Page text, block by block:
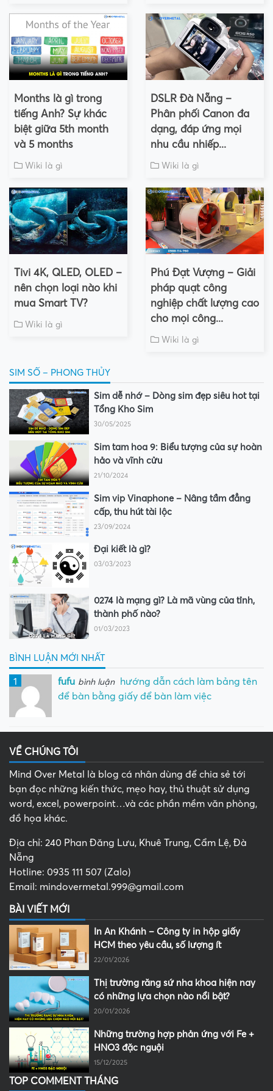
Months là gì trong
tiếng Anh? Sự khác
biệt giữa 5th month
và 5 months
Wiki là gì
DSLR Đà Nẵng –
Phân phối Canon đa
dạng, đáp ứng mọi
nhu cầu nhiếp...
Wiki là gì
Tivi 4K, QLED, OLED –
nên chọn loại nào khi
mua Smart TV?
Wiki là gì
Phú Đạt Vượng – Giải
pháp quạt công
nghiệp chất lượng cao
cho mọi công...
Wiki là gì
SIM SỐ – PHONG THỦY
Sim dễ nhớ – Dòng sim đẹp siêu hot tại
Tổng Kho Sim
30/05/2025
Sim tam hoa 9: Biểu tượng của sự hoàn
hảo và vĩnh cửu
21/10/2024
Sim vip Vinaphone – Nâng tầm đẳng
cấp, thu hút tài lộc
23/09/2024
Đại kiết là gì?
03/03/2023
0274 là mạng gì? Là mã vùng của tỉnh,
thành phố nào?
01/03/2023
BÌNH LUẬN MỚI NHẤT
1 fufu bình luận
hướng dẫn cách làm bảng tên
để bàn bằng giấy để bàn làm việc
VỀ CHÚNG TÔI
Mind Over Metal là blog cá nhân dùng để chia sẻ tới
bạn đọc những kiến thức, mẹo hay, thủ thuật sử dụng
word, excel, powerpoint…và các phần mềm văn phòng,
đồ họa khác.
Địa chỉ: 240 Phan Đăng Lưu, Khuê Trung, Cẩm Lệ, Đà
Nẵng
Hotline: 0935 111 507 (Zalo)
Email: mindovermetal.999@gmail.com
BÀI VIẾT MỚI
In An Khánh – Công ty in hộp giấy
HCM theo yêu cầu, số lượng ít
22/01/2026
Thị trường răng sứ nha khoa hiện nay
có những lựa chọn nào nổi bật?
20/01/2026
Những trường hợp phản ứng với Fe +
HNO3 đặc nguội
15/12/2025
TOP COMMENT THÁNG